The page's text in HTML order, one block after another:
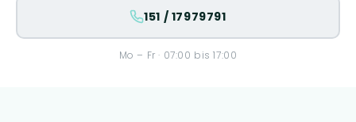
151 / 17979791
Mo – Fr · 07:00 bis 17:00